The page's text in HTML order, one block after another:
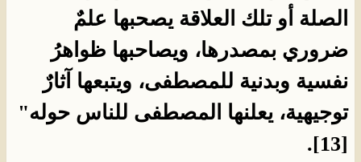
الصلة أو تلك العلاقة يصحبها علمٌ
ضروري بمصدرها، ويصاحبها ظواهرُ
نفسية وبدنية للمصطفى، ويتبعها آثارٌ
توجيهية، يعلنها المصطفى للناس حوله"
[13].